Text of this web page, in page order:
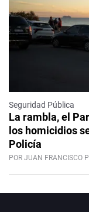
Seguridad Pública
La rambla, el
los homicidios
Policía
POR JUAN FRANCISCO